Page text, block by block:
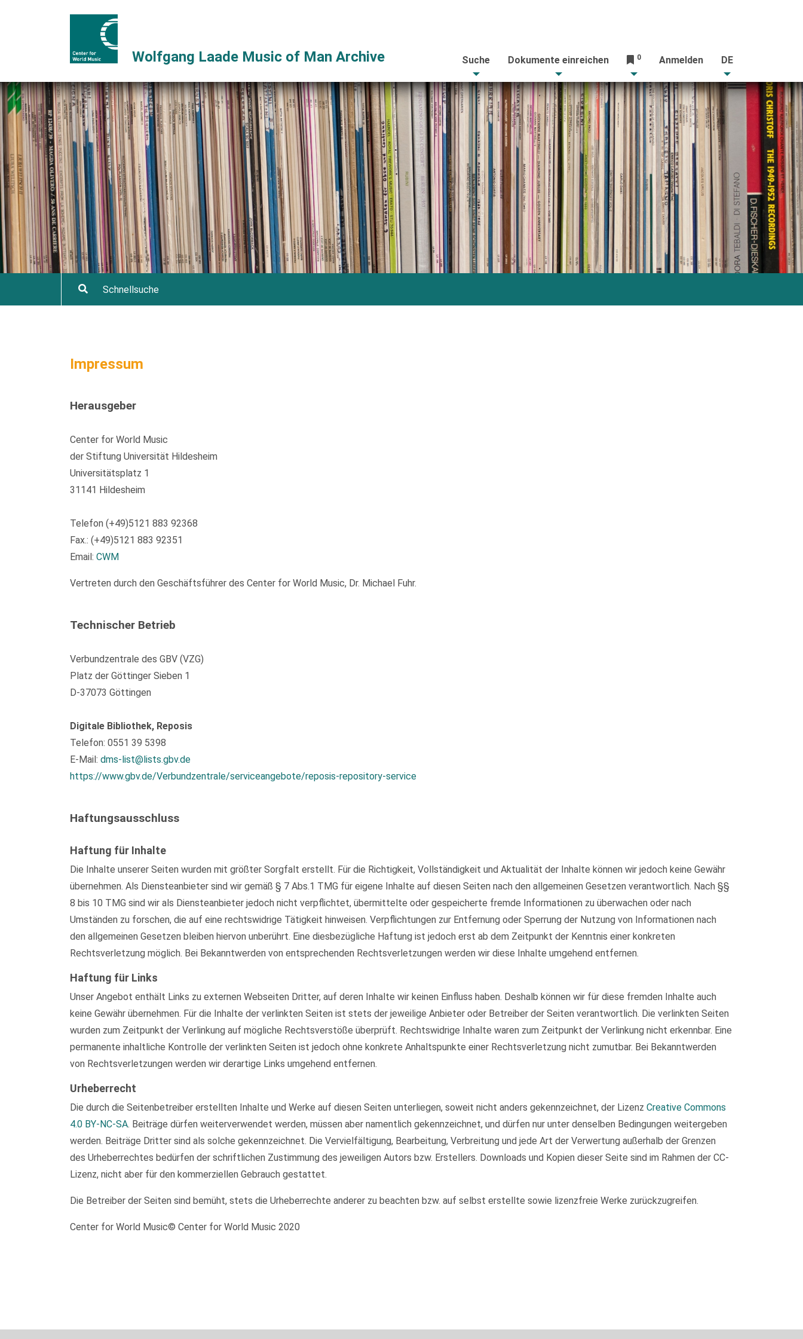
Wolfgang Laade Music of Man Archive Suche Dokumente einreichen 0 Anmelden DE
Impressum
Herausgeber
Center for World Music
der Stiftung Universität Hildesheim
Universitätsplatz 1
31141 Hildesheim
Telefon (+49)5121 883 92368
Fax.: (+49)5121 883 92351
Email: CWM
Vertreten durch den Geschäftsführer des Center for World Music, Dr. Michael Fuhr.
Technischer Betrieb
Verbundzentrale des GBV (VZG)
Platz der Göttinger Sieben 1
D-37073 Göttingen
Digitale Bibliothek, Reposis
Telefon: 0551 39 5398
E-Mail: dms-list@lists.gbv.de
https://www.gbv.de/Verbundzentrale/serviceangebote/reposis-repository-service
Haftungsausschluss
Haftung für Inhalte
Die Inhalte unserer Seiten wurden mit größter Sorgfalt erstellt. Für die Richtigkeit, Vollständigkeit und Aktualität der Inhalte können wir jedoch keine Gewähr
übernehmen. Als Diensteanbieter sind wir gemäß § 7 Abs.1 TMG für eigene Inhalte auf diesen Seiten nach den allgemeinen Gesetzen verantwortlich. Nach §§
8 bis 10 TMG sind wir als Diensteanbieter jedoch nicht verpflichtet, übermittelte oder gespeicherte fremde Informationen zu überwachen oder nach
Umständen zu forschen, die auf eine rechtswidrige Tätigkeit hinweisen. Verpflichtungen zur Entfernung oder Sperrung der Nutzung von Informationen nach
den allgemeinen Gesetzen bleiben hiervon unberührt. Eine diesbezügliche Haftung ist jedoch erst ab dem Zeitpunkt der Kenntnis einer konkreten
Rechtsverletzung möglich. Bei Bekanntwerden von entsprechenden Rechtsverletzungen werden wir diese Inhalte umgehend entfernen.
Haftung für Links
Unser Angebot enthält Links zu externen Webseiten Dritter, auf deren Inhalte wir keinen Einfluss haben. Deshalb können wir für diese fremden Inhalte auch
keine Gewähr übernehmen. Für die Inhalte der verlinkten Seiten ist stets der jeweilige Anbieter oder Betreiber der Seiten verantwortlich. Die verlinkten Seiten
wurden zum Zeitpunkt der Verlinkung auf mögliche Rechtsverstöße überprüft. Rechtswidrige Inhalte waren zum Zeitpunkt der Verlinkung nicht erkennbar. Eine
permanente inhaltliche Kontrolle der verlinkten Seiten ist jedoch ohne konkrete Anhaltspunkte einer Rechtsverletzung nicht zumutbar. Bei Bekanntwerden
von Rechtsverletzungen werden wir derartige Links umgehend entfernen.
Urheberrecht
Die durch die Seitenbetreiber erstellten Inhalte und Werke auf diesen Seiten unterliegen, soweit nicht anders gekennzeichnet, der Lizenz Creative Commons
4.0 BY-NC-SA. Beiträge dürfen weiterverwendet werden, müssen aber namentlich gekennzeichnet, und dürfen nur unter denselben Bedingungen weitergeben
werden. Beiträge Dritter sind als solche gekennzeichnet. Die Vervielfältigung, Bearbeitung, Verbreitung und jede Art der Verwertung außerhalb der Grenzen
des Urheberrechtes bedürfen der schriftlichen Zustimmung des jeweiligen Autors bzw. Erstellers. Downloads und Kopien dieser Seite sind im Rahmen der CC-
Lizenz, nicht aber für den kommerziellen Gebrauch gestattet.
Die Betreiber der Seiten sind bemüht, stets die Urheberrechte anderer zu beachten bzw. auf selbst erstellte sowie lizenzfreie Werke zurückzugreifen.
Center for World Music© Center for World Music 2020